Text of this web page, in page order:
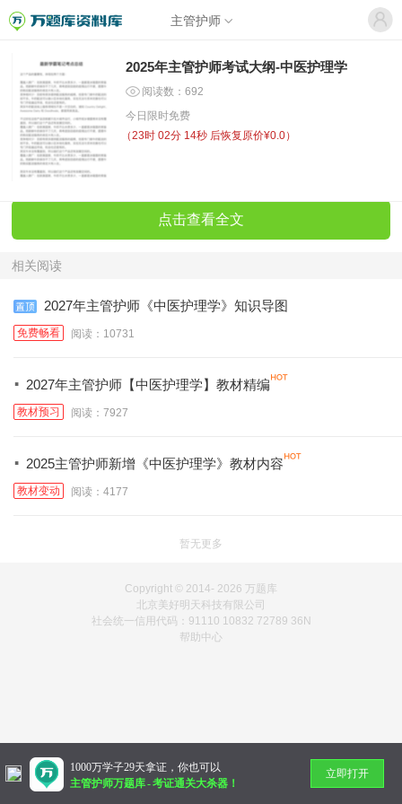
主管护师
2025年主管护师考试大纲-中医护理学
阅读数：692
今日限时免费
（23时 02分 14秒 后恢复原价¥0.0）
点击查看全文
相关阅读
2027年主管护师《中医护理学》知识导图
免费畅看 阅读：10731
· 2027年主管护师【中医护理学】教材精编
教材预习 阅读：7927
· 2025主管护师新增《中医护理学》教材内容
教材变动 阅读：4177
暂无更多
Copyright © 2014- 2026 万题库
北京美好明天科技有限公司
社会统一信用代码：91110 10832 72789 36N
帮助中心
1000万学子29天拿证，你也可以
主管护师万题库-考证通关大杀器！
立即打开